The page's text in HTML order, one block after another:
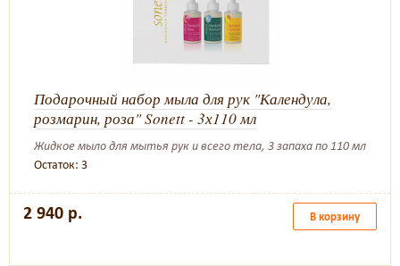
Подарочный набор мыла для рук "Календула,
розмарин, роза" Sonett - 3х110 мл
Жидкое мыло для мытья рук и всего тела, 3 запаха по 110 мл
Остаток: 3
2 940 р. В корзину